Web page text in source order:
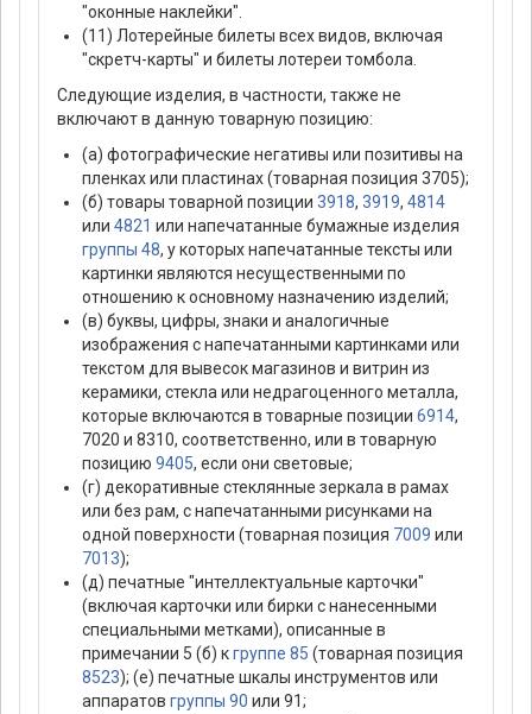
"оконные наклейки".
(11) Лотерейные билеты всех видов, включая
"скретч-карты" и билеты лотереи томбола.
Следующие изделия, в частности, также не
включают в данную товарную позицию:
(а) фотографические негативы или позитивы на
пленках или пластинах (товарная позиция 3705);
(б) товары товарной позиции 3918, 3919, 4814
или 4821 или напечатанные бумажные изделия
группы 48, у которых напечатанные тексты или
картинки являются несущественными по
отношению к основному назначению изделий;
(в) буквы, цифры, знаки и аналогичные
изображения с напечатанными картинками или
текстом для вывесок магазинов и витрин из
керамики, стекла или недрагоценного металла,
которые включаются в товарные позиции 6914,
7020 и 8310, соответственно, или в товарную
позицию 9405, если они световые;
(г) декоративные стеклянные зеркала в рамах
или без рам, с напечатанными рисунками на
одной поверхности (товарная позиция 7009 или
7013);
(д) печатные "интеллектуальные карточки"
(включая карточки или бирки с нанесенными
специальными метками), описанные в
примечании 5 (б) кгруппе 85 (товарная позиция
8523); (е) печатные шкалы инструментов или
аппаратов группы 90 или 91;